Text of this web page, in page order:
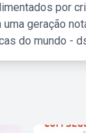
por
geração
do mundo -